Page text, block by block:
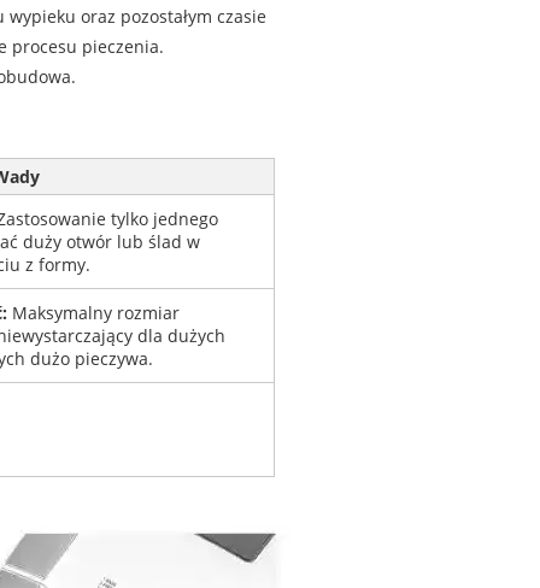
oraz pozostałym czasie
procesu pieczenia.
tylko jednego
duży otwór lub ślad w
z formy.
Maksymalny rozmiar
dla dużych
dużo pieczywa.